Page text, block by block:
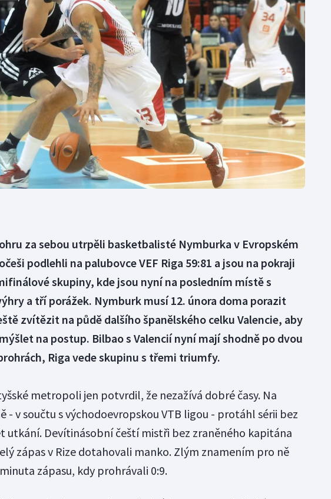
Moderní pětiboj
Motorsport
Olympijské hry
Parasport
Plavání
Plážový volejbal
Triatlon
Veslování
Vodní slalom
Volejbal
Ostatní
za sebou utrpěli basketbalisté Nymburka v Evropském
podlehli na palubovce VEF Riga 59:81 a jsou na pokraji
skupiny, kde jsou nyní na posledním místě s
a tří porážek. Nymburk musí 12. února doma porazit
zvítězit na půdě dalšího španělského celku Valencie, aby
na postup. Bilbao s Valencií nyní mají shodně po dvou
Riga vede skupinu s třemi triumfy.
metropoli jen potvrdil, že nezažívá dobré časy. Na
- v součtu s východoevropskou VTB ligou - protáhl sérii bez
utkání. Devítinásobní čeští mistři bez zraněného kapitána
zápas v Rize dotahovali manko. Zlým znamením pro ně
zápasu, kdy prohrávali 0:9.